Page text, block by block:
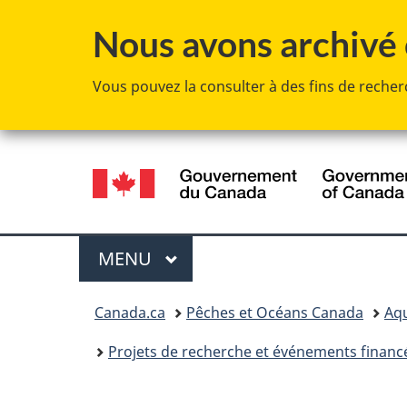
Nous avons
Vous pouvez la consulter à des fins de
Sélection
de
la
langue
Menu
MENU PRINCIPAL
Canada.ca Pêches et Océans Canada
Projets de recherche et événements